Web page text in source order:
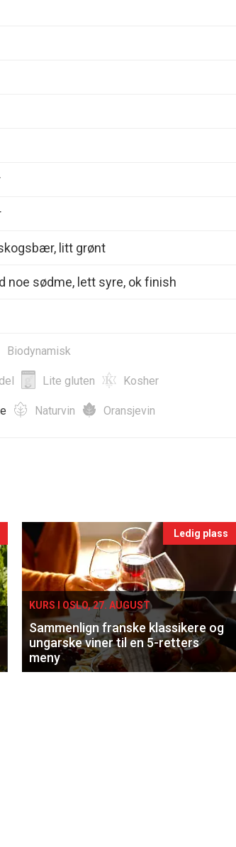
litt grønt
noe sødme, lett syre, ok finish
Biodynamisk
Lite gluten Kosher
Naturvin Oransjevin
Ledig plass
KURS I OSLO, 27. AUGUST
Sammenlign franske klassikere og
ungarske viner til en 5-retters
meny